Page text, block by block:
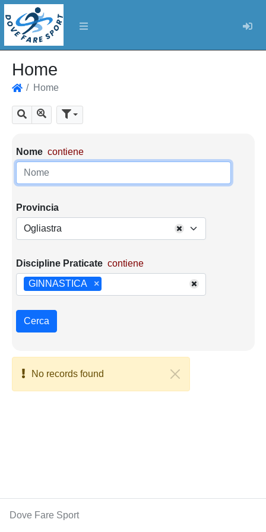
Home
Home
Cerca Mostra tutti i risultati
Parametri di ricerca
Nome contiene
Provincia
Ogliastra
Discipline Praticate contiene
×
GINNASTICA
Cerca
No records found
Dove Fare Sport